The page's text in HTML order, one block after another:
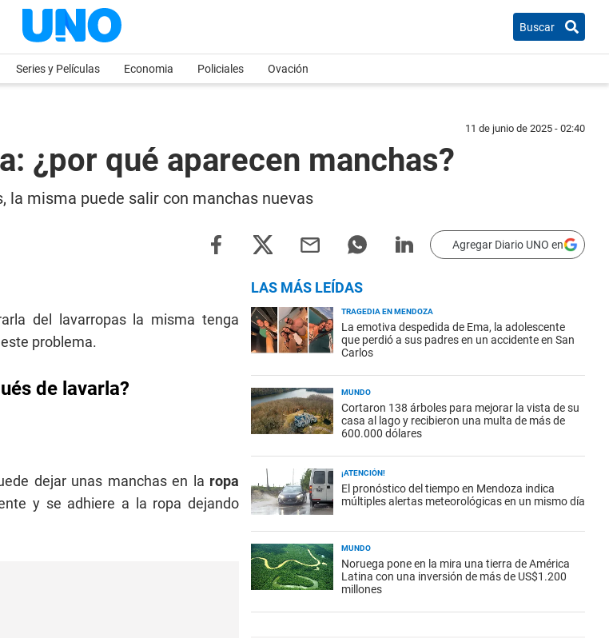
Buscar
Series y Películas Economia Policiales Ovación
11 de junio de 2025 - 02:40
¿por qué aparecen manchas?
la misma puede salir con manchas nuevas
Agregar Diario UNO en
del lavarropas la misma tenga
problema.
de lavarla?
dejar unas manchas en la ropa
y se adhiere a la ropa dejando
LAS MÁS LEÍDAS
TRAGEDIA EN MENDOZA
La emotiva despedida de Ema, la adolescente
que perdió a sus padres en un accidente en San
Carlos
MUNDO
Cortaron 138 árboles para mejorar la vista de su
casa al lago y recibieron una multa de más de
600.000 dólares
¡ATENCIÓN!
El pronóstico del tiempo en Mendoza indica
múltiples alertas meteorológicas en un mismo día
MUNDO
Noruega pone en la mira una tierra de América
Latina con una inversión de más de US$1.200
millones